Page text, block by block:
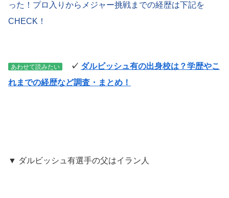
った！プロ入りからメジャー挑戦までの経歴は下記を
CHECK！
あわせて読みたい ✓ ダルビッシュ有の出身校は？学歴やこ
れまでの経歴など調査・まとめ！
▼ ダルビッシュ有選手の父はイラン人